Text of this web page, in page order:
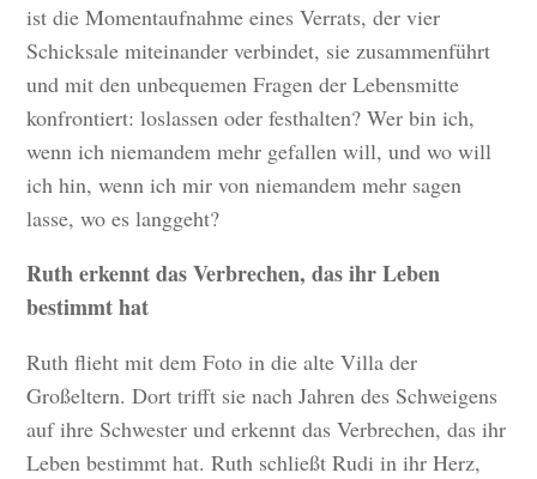
ist die Momentaufnahme eines Verrats, der vier
Schicksale miteinander verbindet, sie zusammenführt
und mit den unbequemen Fragen der Lebensmitte
konfrontiert: loslassen oder festhalten? Wer bin ich,
wenn ich niemandem mehr gefallen will, und wo will
ich hin, wenn ich mir von niemandem mehr sagen
lasse, wo es langgeht?
Ruth erkennt das Verbrechen, das ihr Leben
bestimmt hat
Ruth flieht mit dem Foto in die alte Villa der
Großeltern. Dort trifft sie nach Jahren des Schweigens
auf ihre Schwester und erkennt das Verbrechen, das ihr
Leben bestimmt hat. Ruth schließt Rudi in ihr Herz,